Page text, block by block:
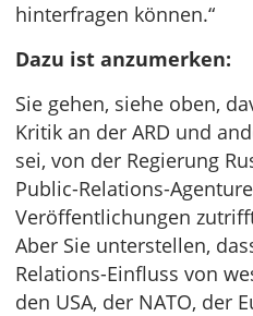
hinterfragen können.“
Dazu ist anzumerken:
Sie gehen, siehe oben,
Kritik an der ARD und
sei, von der Regierung
Public-Relations-
Veröffentlichungen
Aber Sie unterstellen,
Relations-Einfluss von
den USA, der NATO, der